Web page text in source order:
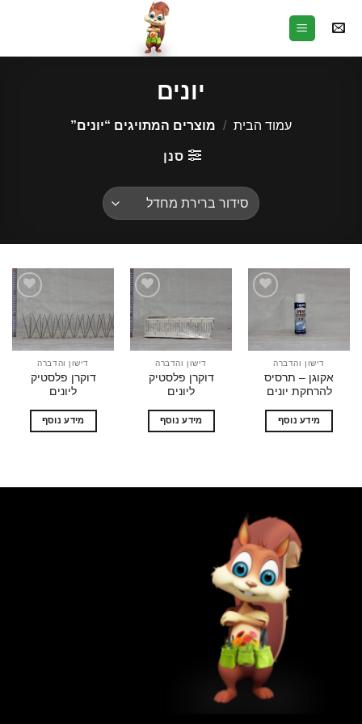
יונים
עמוד הבית / מוצרים המתויגים “יונים”
סנן
דישון והדברה
אקוגן – תרסיס
להרחקת יונים
מידע נוסף
הוסף
לרשימת
המשאלות
דישון והדברה
דוקרן פלסטיק
ליונים
מידע נוסף
הוסף
לרשימת
דישון והדברה
דוקרן פלסטיק
ליונים
מידע נוסף